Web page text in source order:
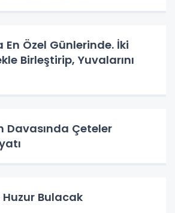
En Özel Günlerinde. İki
Birleştirip, Yuvalarını
Davasında Çeteler
Bulacak